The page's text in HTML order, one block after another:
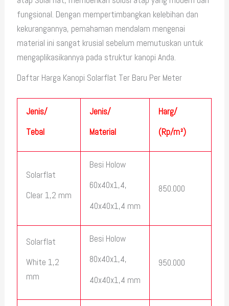
fungsional. Dengan mempertimbangkan kelebihan dan
kekurangannya, pemahaman mendalam mengenai
material ini sangat krusial sebelum memutuskan untuk
mengaplikasikannya pada struktur kanopi Anda.
Daftar Harga Kanopi Solarflat Ter Baru Per Meter
Jenis/
Tebal
Jenis/
Material
Harg/
(Rp/m²)
Solarflat
Clear 1,2 mm
Besi Holow
60x40x1,4,
40x40x1,4 mm
850.000
Solarflat
White 1,2
mm
Besi Holow
80x40x1,4,
40x40x1,4 mm
950.000